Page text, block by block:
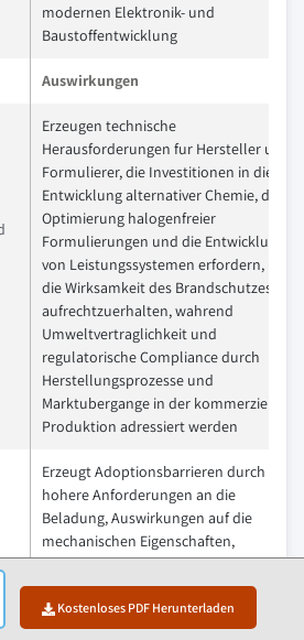
Kostenloses PDF Herunterladen
modernen Elektronik- und
Baustoffentwicklung
Auswirkungen
Erzeugen technische
Herausforderungen fur Hersteller und
Formulierer, die Investitionen in die
Entwicklung alternativer Chemie, die
Optimierung halogenfreier
Formulierungen und die Entwicklung
von Leistungssystemen erfordern, um
die Wirksamkeit des Brandschutzes
aufrechtzuerhalten, wahrend
Umweltvertraglichkeit und
regulatorische Compliance durch
Herstellungsprozesse und
Marktubergange in der kommerziellen
Produktion adressiert werden
Erzeugt Adoptionsbarrieren durch
hohere Anforderungen an die
Beladung, Auswirkungen auf die
mechanischen Eigenschaften,
Verarbeitungsvertraglichkeitsprobleme
und Kostennachteile, die
moglicherweise die Ubernahme durch
Hersteller beeinflussen und